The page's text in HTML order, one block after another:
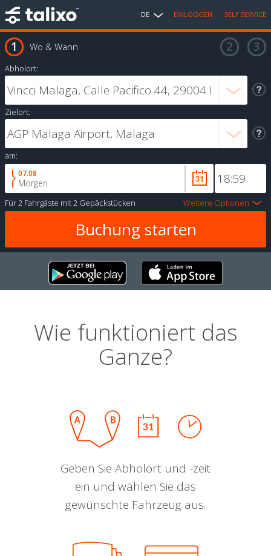
DE EINLOGGEN SELF SERVICE
Wo & Wann
Abholort:
Zielort:
am:
07.08
Morgen
Für2 Fahrgäste mit2 Gepäckstücken Weitere Optionen
Wie funktioniert das
Ganze?
Geben Sie Abholort und -zeit
ein und wählen Sie das
gewünschte Fahrzeug aus.